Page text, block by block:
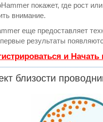
покажет, где рост
внимание.
еще предоставляет
результаты
и
близости